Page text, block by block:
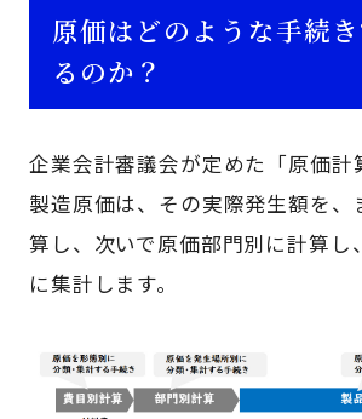
原価はどのような手続
るのか？
企業会計審議会が定めた「原価計
製造原価は、その実際発生額を、
算し、次いで原価部門別に計算し
に集計します。